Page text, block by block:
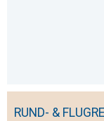
RUND- &